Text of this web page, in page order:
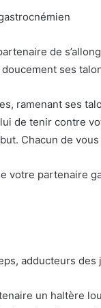
de
ses
ramenant ses
de tenir contre
Chacun de
votre partenaire
adducteurs des
un haltère